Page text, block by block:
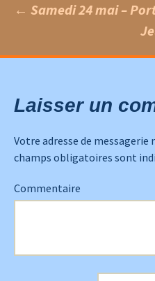
des
articles
← Samedi 24 mai –
Laisser un
Votre adresse de messagerie
champs obligatoires sont
Commentaire